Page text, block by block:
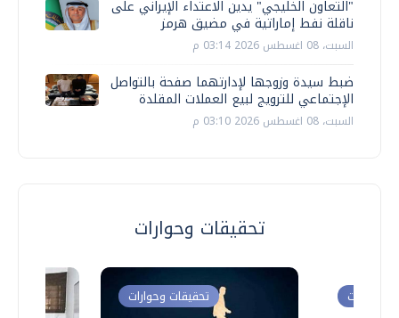
"التعاون الخليجي" يدين الاعتداء الإيراني على
ناقلة نفط إماراتية في مضيق هرمز
السبت، 08 اغسطس 2026 03:14 م
ضبط سيدة وزوجها لإدارتهما صفحة بالتواصل
الإجتماعي للترويج لبيع العملات المقلدة
السبت، 08 اغسطس 2026 03:10 م
تحقيقات وحوارات
تحقيقات وحوارات وحوارات